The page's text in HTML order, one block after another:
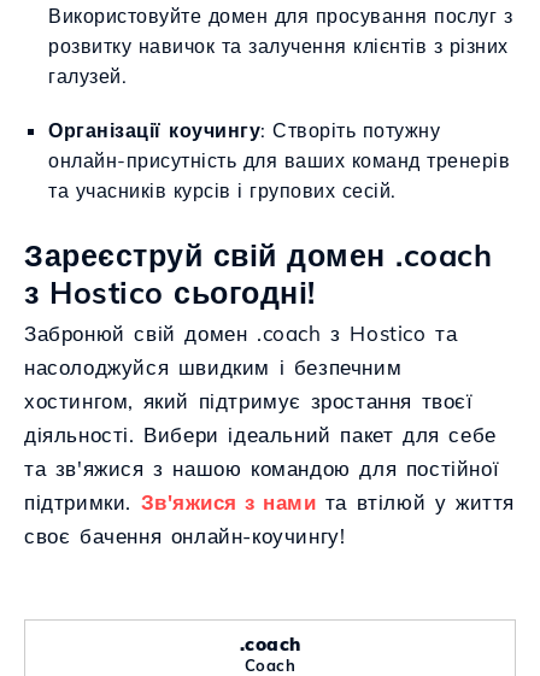
Використовуйте домен для просування послуг з
розвитку навичок та залучення клієнтів з різних
галузей.
Організації коучингу: Створіть потужну
онлайн-присутність для ваших команд тренерів
та учасників курсів і групових сесій.
Зареєструй свій домен .coach
з Hostico сьогодні!
Забронюй свій домен .coach з Hostico та
насолоджуйся швидким і безпечним
хостингом, який підтримує зростання твоєї
діяльності. Вибери ідеальний пакет для себе
та зв'яжися з нашою командою для постійної
підтримки. Зв'яжися з нами та втілюй у життя
своє бачення онлайн-коучингу!
.coach
Coach